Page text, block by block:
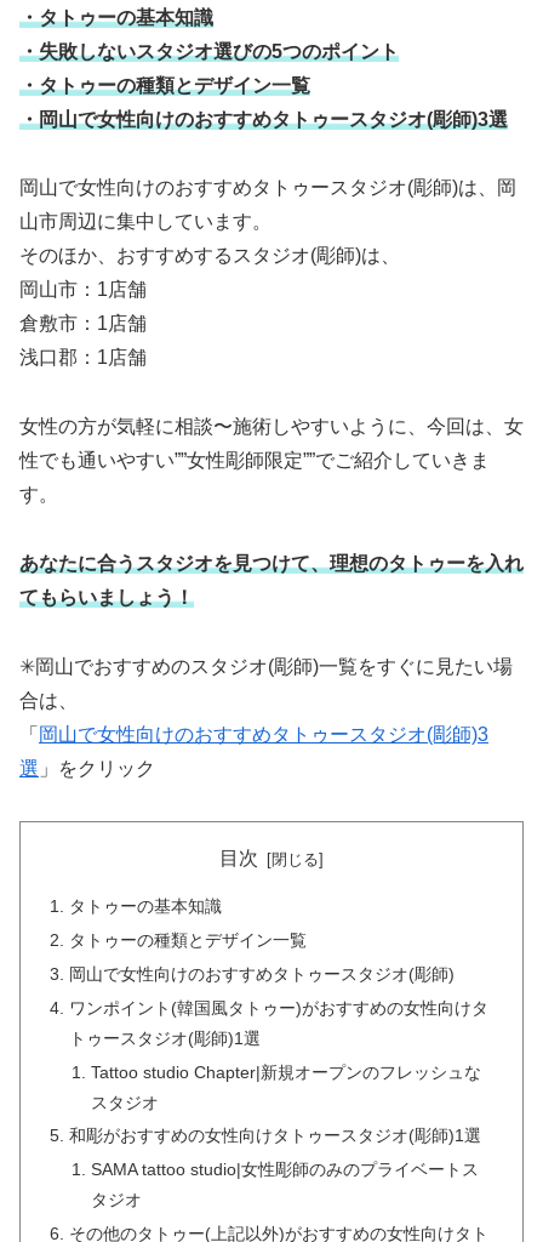
・タトゥーの基本知識
・失敗しないスタジオ選びの5つのポイント
・タトゥーの種類とデザイン一覧
・岡山で女性向けのおすすめタトゥースタジオ(彫師)3選
岡山で女性向けのおすすめタトゥースタジオ(彫師)は、岡
山市周辺に集中しています。
そのほか、おすすめするスタジオ(彫師)は、
岡山市：1店舗
倉敷市：1店舗
浅口郡：1店舗
女性の方が気軽に相談〜施術しやすいように、今回は、女
性でも通いやすい””女性彫師限定””でご紹介していきま
す。
あなたに合うスタジオを見つけて、理想のタトゥーを入れ
てもらいましょう！
✳︎岡山でおすすめのスタジオ(彫師)一覧をすぐに見たい場
合は、
「 岡山で女性向けのおすすめタトゥースタジオ(彫師)3
選 」をクリック
目次
タトゥーの基本知識
タトゥーの種類とデザイン一覧
岡山で女性向けのおすすめタトゥースタジオ(彫師)
ワンポイント(韓国風タトゥー)がおすすめの女性向けタ
トゥースタジオ(彫師)1選
Tattoo studio Chapter|新規オープンのフレッシュな
スタジオ
和彫がおすすめの女性向けタトゥースタジオ(彫師)1選
SAMA tattoo studio|女性彫師のみのプライベートス
タジオ
その他のタトゥー(上記以外)がおすすめの女性向けタト